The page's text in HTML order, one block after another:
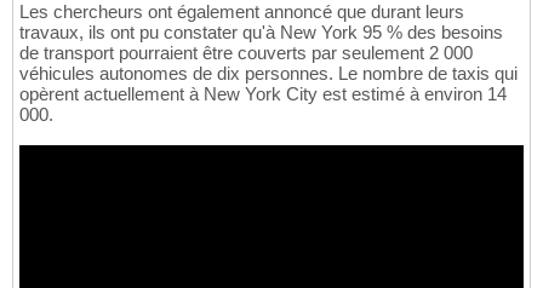
Les chercheurs ont également annoncé que durant leurs
travaux, ils ont pu constater qu'à New York 95 % des besoins
de transport pourraient être couverts par seulement 2 000
véhicules autonomes de dix personnes. Le nombre de taxis qui
opèrent actuellement à New York City est estimé à environ 14
000.